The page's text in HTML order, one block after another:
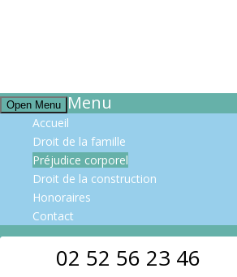
Open Menu Menu
Accueil
Droit de la famille
Préjudice corporel
Droit de la construction
Honoraires
Contact
02 52 56 23 46
Avocat au Barreau de
36 Avenue du Six
14000 Caen